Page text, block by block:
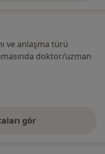
ve anlaşma türü
doktor/uzman
gör